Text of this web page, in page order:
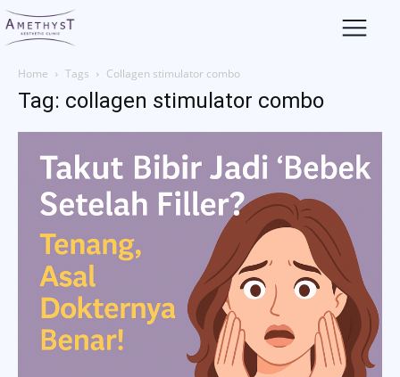
Home Tags Collagen stimulator combo
Tag: collagen stimulator combo